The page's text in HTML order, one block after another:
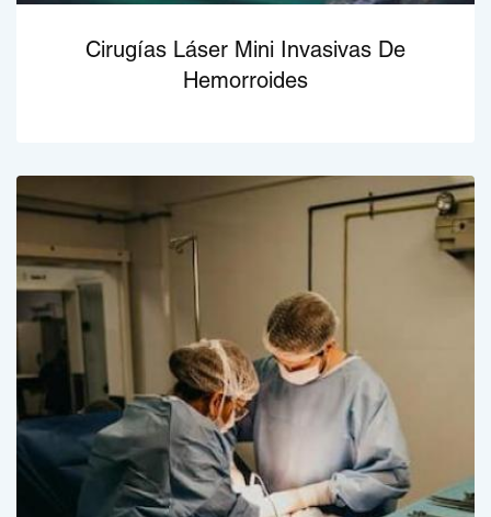
Cirugías Láser Mini Invasivas De
Hemorroides